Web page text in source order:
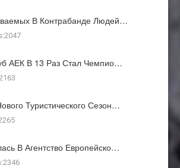
В Контрабанде Людей…
АЕК В 13 Раз Стал Чемпио…
Туристического Сезон…
В Агентство Европейско…